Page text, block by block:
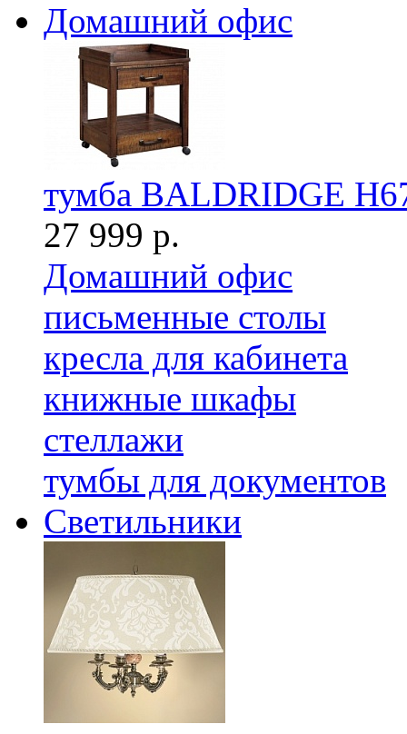
Домашний офис
тумба BALDRIDGE
27 999 р.
Домашний офис
письменные столы
кресла для кабинета
книжные шкафы
стеллажи
тумбы для документов
Светильники